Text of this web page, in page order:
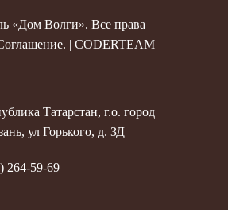
«Дом Волги». Все права
. | CODERTEAM
Татарстан, г.о. город
ул Горького, д. ЗД
264-59-69